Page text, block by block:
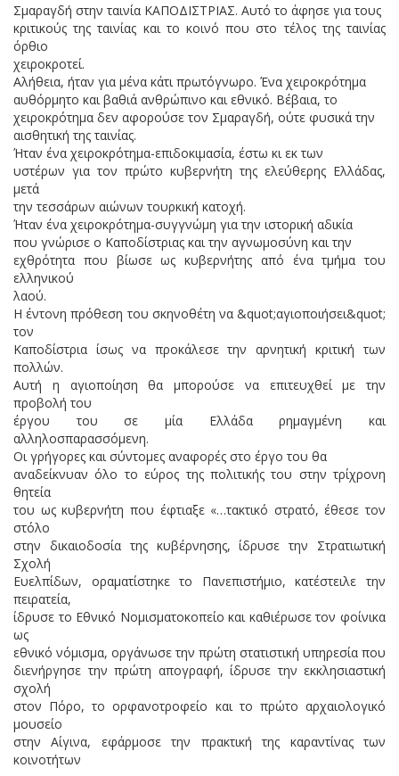
Σμαραγδή στην ταινία ΚΑΠΟΔΙΣΤΡΙΑΣ. Αυτό το άφησε για τους
κριτικούς της ταινίας και το κοινό που στο τέλος της ταινίας
όρθιο
χειροκροτεί.
Αλήθεια, ήταν για μένα κάτι πρωτόγνωρο. Ένα χειροκρότημα
αυθόρμητο και βαθιά ανθρώπινο και εθνικό. Βέβαια, το
χειροκρότημα δεν αφορούσε τον Σμαραγδή, ούτε φυσικά την
αισθητική της ταινίας.
Ήταν ένα χειροκρότημα-επιδοκιμασία, έστω κι εκ των
υστέρων για τον πρώτο κυβερνήτη της ελεύθερης Ελλάδας,
μετά
την τεσσάρων αιώνων τουρκική κατοχή.
Ήταν ένα χειροκρότημα-συγγνώμη για την ιστορική αδικία
που γνώρισε ο Καποδίστριας και την αγνωμοσύνη και την
εχθρότητα που βίωσε ως κυβερνήτης από ένα τμήμα του
ελληνικού
λαού.
Η έντονη πρόθεση του σκηνοθέτη να &quot;αγιοποιήσει&quot;
τον
Καποδίστρια ίσως να προκάλεσε την αρνητική κριτική των
πολλών.
Αυτή η αγιοποίηση θα μπορούσε να επιτευχθεί με την
προβολή του
έργου του σε μία Ελλάδα ρημαγμένη και
αλληλοσπαρασσόμενη.
Οι γρήγορες και σύντομες αναφορές στο έργο του θα
αναδείκνυαν όλο το εύρος της πολιτικής του στην τρίχρονη
θητεία
του ως κυβερνήτη που έφτιαξε «…τακτικό στρατό, έθεσε τον
στόλο
στην δικαιοδοσία της κυβέρνησης, ίδρυσε την Στρατιωτική
Σχολή
Ευελπίδων, οραματίστηκε το Πανεπιστήμιο, κατέστειλε την
πειρατεία,
ίδρυσε το Εθνικό Νομισματοκοπείο και καθιέρωσε τον φοίνικα
ως
εθνικό νόμισμα, οργάνωσε την πρώτη στατιστική υπηρεσία που
διενήργησε την πρώτη απογραφή, ίδρυσε την εκκλησιαστική
σχολή
στον Πόρο, το ορφανοτροφείο και το πρώτο αρχαιολογικό
μουσείο
στην Αίγινα, εφάρμοσε την πρακτική της καραντίνας των
κοινοτήτων